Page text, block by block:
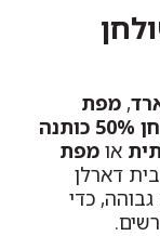
, מפת
מפת שולחן 50% כותנה
או מפת
דארלן
כדי